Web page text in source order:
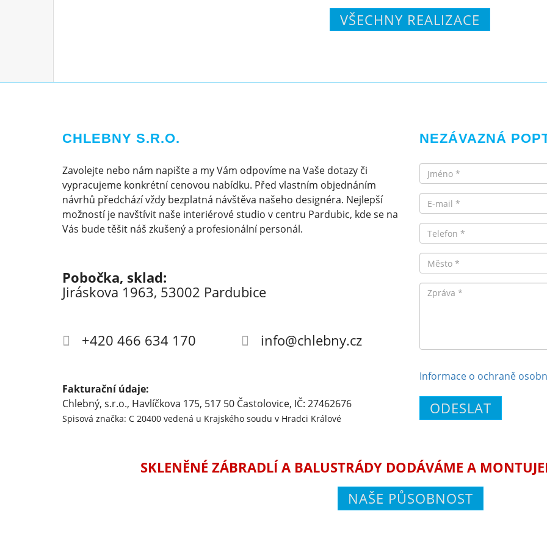
VŠECHNY REALIZACE
CHLEBNY S.R.O.
Zavolejte nebo nám napište a my Vám odpovíme na Vaše dotazy či
vypracujeme konkrétní cenovou nabídku. Před vlastním objednáním
návrhů předchází vždy bezplatná návštěva našeho designéra. Nejlepší
možností je navštívit naše interiérové studio v centru Pardubic, kde se na
Vás bude těšit náš zkušený a profesionální personál.
Pobočka, sklad:
Jiráskova 1963, 53002 Pardubice
+420 466 634 170 info@chlebny.cz
Fakturační údaje:
Chlebný, s.r.o., Havlíčkova 175, 517 50 Častolovice, IČ: 27462676
Spisová značka: C 20400 vedená u Krajského soudu v Hradci Králové
NEZÁVAZNÁ
Jméno
Email
Telefon
Město
Zpráva
Informace o ochraně
ODESLAT
SKLENĚNÉ ZÁBRADLÍ A BALUSTRÁDY DODÁVÁME A
NAŠE PŮSOBNOST